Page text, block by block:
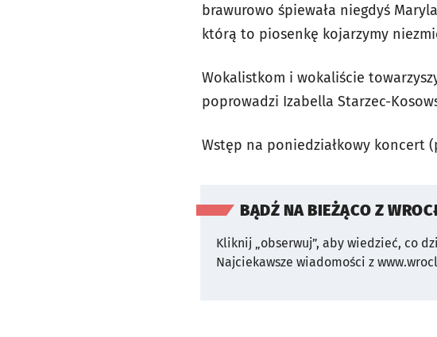
brawurowo śpiewała niegdyś
którą to piosenkę kojarzymy
Wokalistkom i wokaliście
poprowadzi Izabella Starzec-
Wstęp na poniedziałkowy koncert
BĄDŹ NA BIEŻĄCO Z
Kliknij „obserwuj”, aby wiedzieć, co
Najciekawsze wiadomości z